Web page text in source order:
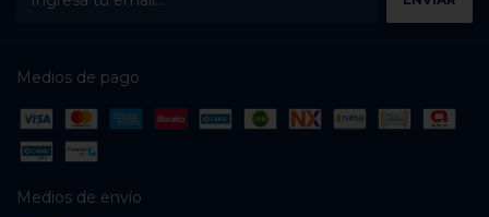
Medios de pago
Medios de envío